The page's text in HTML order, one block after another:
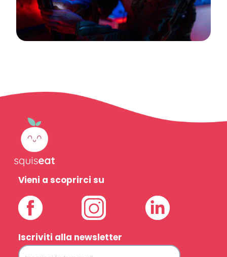
Vieni a scoprirci su
Iscriviti alla newsletter